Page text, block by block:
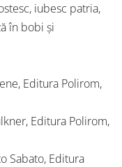
iubesc patria,
în bobi și
Editura Polirom,
Editura Polirom,
Sabato, Editura